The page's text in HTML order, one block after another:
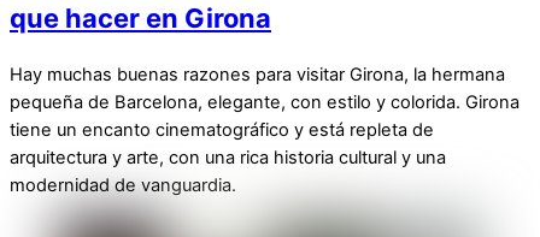
que hacer en Girona
Hay muchas buenas razones para visitar Girona, la hermana
pequeña de Barcelona, elegante, con estilo y colorida. Girona
tiene un encanto cinematográfico y está repleta de
arquitectura y arte, con una rica historia cultural y una
modernidad de vanguardia.